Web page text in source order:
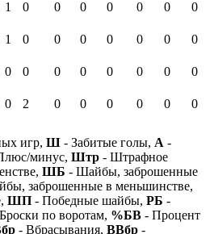
1 0 0 0 0 0 0 0
1 0 0 0 0 0 0 0
0 0 0 0 0 0 0 0
0 2 0 0 0 0 0
0
игр, Ш - Забитые голы, А -
минус, Штр - Штрафное
ШБ - Шайбы, заброшенные
заброшенные в меньшинстве,
ШП - Победные шайбы, РБ -
по воротам, %БВ - Процент
- Вбрасывания, ВВбр -